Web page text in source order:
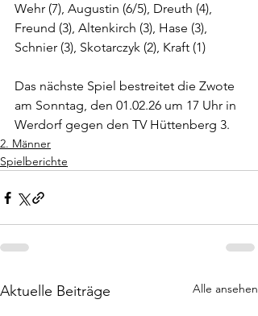
Wehr (7), Augustin (6/5), Dreuth (4),
Freund (3), Altenkirch (3), Hase (3),
Schnier (3), Skotarczyk (2), Kraft (1)
Das nächste Spiel bestreitet die Zwote
am Sonntag, den 01.02.26 um 17 Uhr in
Werdorf gegen den TV Hüttenberg 3.
2. Männer
Spielberichte
Aktuelle Beiträge Alle ansehen